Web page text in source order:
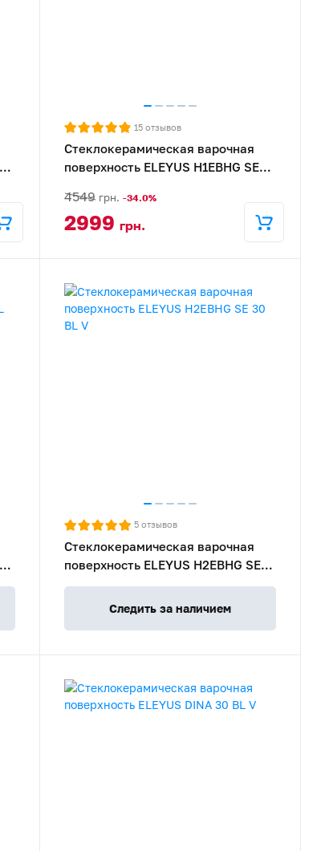
15 отзывов
Стеклокерамическая варочная
поверхность ELEYUS H1EBHG SE
4549 грн. -34.0%
2999грн.
5 отзывов
Стеклокерамическая варочная
поверхность ELEYUS H2EBHG SE
30 BL V
Следить за наличием